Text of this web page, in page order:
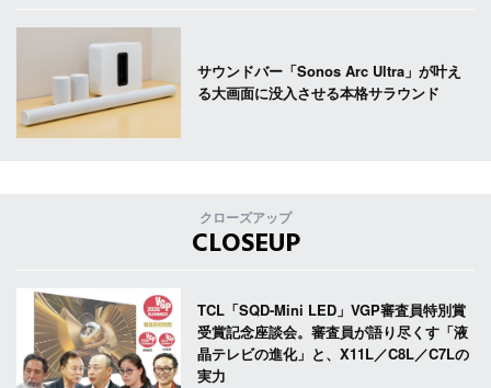
サウンドバー「Sonos Arc Ultra」が叶え
る大画面に没入させる本格サラウンド
クローズアップ
CLOSEUP
TCL「SQD-Mini LED」VGP審査員特別賞
受賞記念座談会。審査員が語り尽くす「液
晶テレビの進化」と、X11L／C8L／C7Lの
実力